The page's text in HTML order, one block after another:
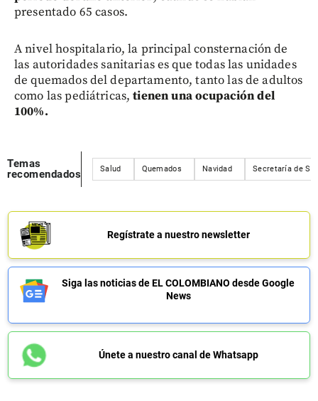
presentado 65 casos.
A nivel hospitalario, la principal consternación de
las autoridades sanitarias es que todas las unidades
de quemados del departamento, tanto las de adultos
como las pediátricas,tienen una ocupación del
100%.
Temas
recomendados
Salud Quemados Navidad Secretaría de
Regístrate a nuestro newsletter
Siga las noticias de EL COLOMBIANO desde Google
News
Únete a nuestro canal de Whatsapp